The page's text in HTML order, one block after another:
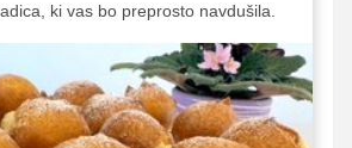
ki vas bo preprosto navdušila.